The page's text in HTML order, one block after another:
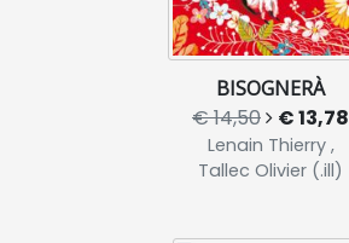
BISOGNERÀ
€ 14,50 € 13,78
Lenain Thierry ,
Tallec Olivier (.ill)